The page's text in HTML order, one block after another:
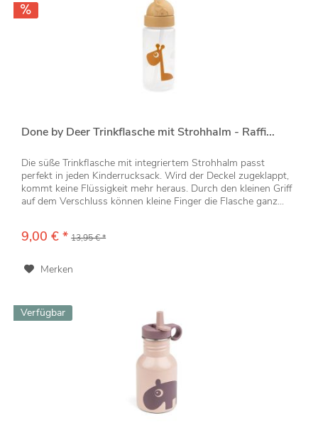
Done by Deer Trinkflasche mit Strohhalm - Raffi...
Die süße Trinkflasche mit integriertem Strohhalm passt
perfekt in jeden Kinderrucksack. Wird der Deckel zugeklappt,
kommt keine Flüssigkeit mehr heraus. Durch den kleinen Griff
auf dem Verschluss können kleine Finger die Flasche ganz...
9,00 € * 13,95 € *
Merken
Verfügbar